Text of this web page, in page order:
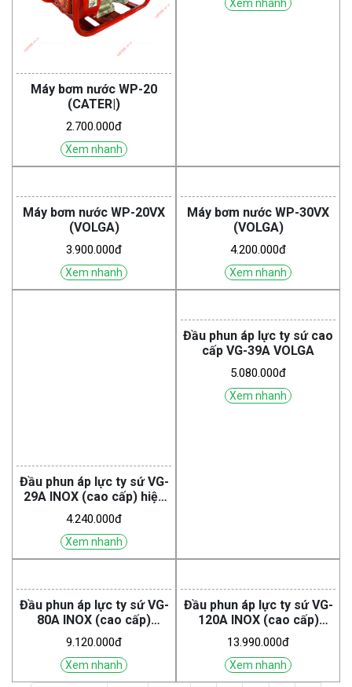
Máy bơm nước WP-20
(CATER|)
2.700.000đ
Xem nhanh
Xem nhanh
Máy bơm nước WP-20VX
(VOLGA)
3.900.000đ
Xem nhanh
Máy bơm nước WP-30VX
(VOLGA)
4.200.000đ
Xem nhanh
Đầu phun áp lực ty sứ VG-
29A INOX (cao cấp) hiệu
VOLGA
4.240.000đ
Xem nhanh
Đầu phun áp lực ty sứ cao
cấp VG-39A VOLGA
5.080.000đ
Xem nhanh
Đầu phun áp lực ty sứ VG-
80A INOX (cao cấp)
VOLGA
9.120.000đ
Xem nhanh